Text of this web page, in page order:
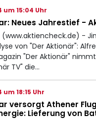
um 15:04 Uhr
Neues Jahrestief -
-
von "Der Aktionär":
"Der Aktionär"
TV" die…
18:15 Uhr
versorgt Athener
Lieferung von